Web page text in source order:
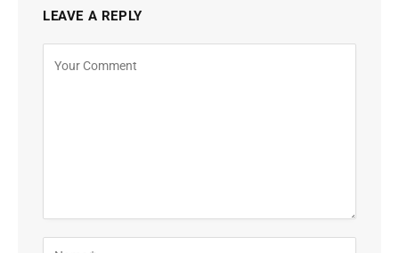
LEAVE A REPLY